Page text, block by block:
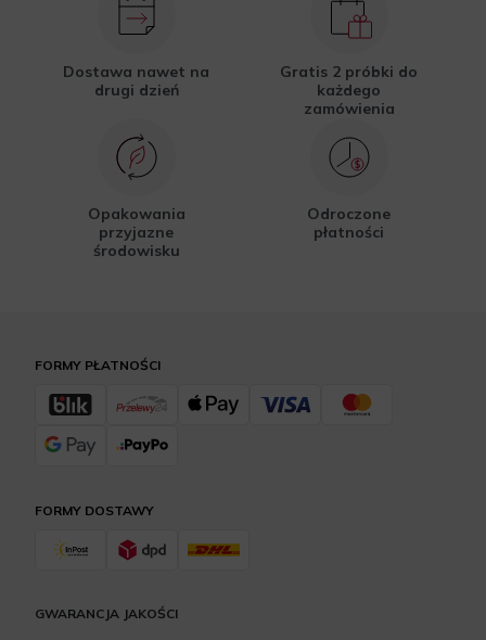
Dostawa nawet na
drugi dzień
Gratis 2 próbki do
każdego
zamówienia
Opakowania
przyjazne
środowisku
Odroczone
płatności
FORMY DOSTAWY
FORMY PŁATNOŚCI
GWARANCJA JAKOŚCI